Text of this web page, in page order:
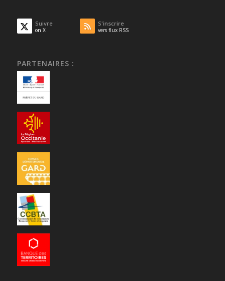
Suivre
on X
S'inscrire
vers flux RSS
PARTENAIRES :